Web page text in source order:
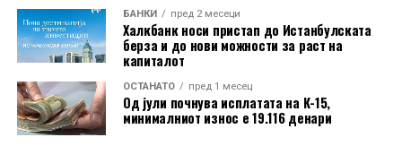
Во пакетот е вклучена и асистенција на пат за Европа
преку Халк Осигурување.
Дополнително, корисниците имаат бесплатно
електронско и мобилно банкарство, бесплатно СМС
информирање, како и можност за повлекување
готовина без надомест од сите банкомати во земјата.
БАНКИ пред 2 месеци
Халкбанк носи пристап до Истанбулската
берза и до нови можности за раст на
капиталот
ОСТАНАТО пред 1 месец
Од јули почнува исплатата на К-15,
минималниот износ е 19.116 денари